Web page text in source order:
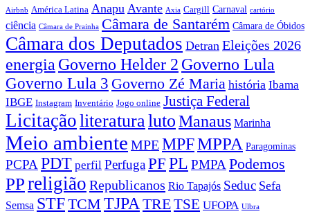
Airbnb América Latina Anapu Avante Axia Cargill Carnaval cartório
ciência Câmara de Prainha Câmara de Santarém Câmara de Óbidos
Câmara dos Deputados Detran Eleições 2026
energia Governo Helder 2 Governo Lula
Governo Lula 3 Governo Zé Maria história Ibama
IBGE Instagram Inventário Jogo online Justiça Federal
LicitaçãoliteraturalutoManaus Marinha
Meio ambiente MPEMPFMPPA Paragominas
PCPA PDT perfil PerfugaPFPL PMPA Podemos
PPreligião Republicanos Rio Tapajós Seduc Sefa
Semsa STFTCM TJPA TRETSE UFOPA Ulbra